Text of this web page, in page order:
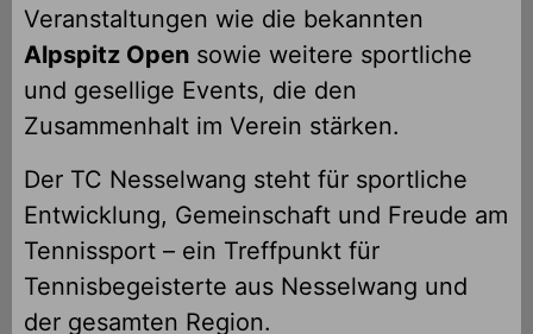
Veranstaltungen wie die bekannten
Alpspitz Open sowie weitere sportliche
und gesellige Events, die den
Zusammenhalt im Verein stärken.
Der TC Nesselwang steht für sportliche
Entwicklung, Gemeinschaft und Freude am
Tennissport – ein Treffpunkt für
Tennisbegeisterte aus Nesselwang und
der gesamten Region.